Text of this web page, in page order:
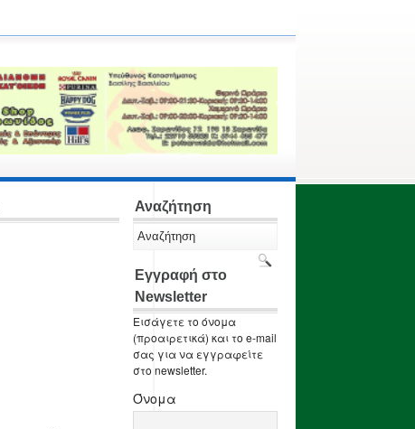
Αναζήτηση
Εγγραφή στο
Newsletter
Εισάγετε το όνομα
(προαιρετικά) και το e-mail
σας για να εγγραφείτε
στο newsletter.
Όνομα